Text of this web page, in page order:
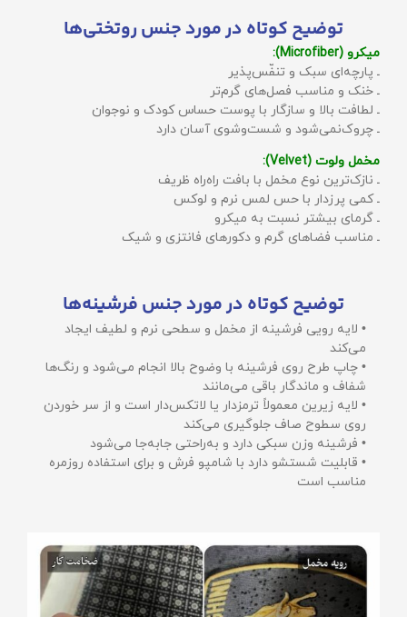
توضیح کوتاه در مورد جنس روتختی‌ها
میکرو (Microfiber):
ـ پارچه‌ای سبک و تنفّس‌پذیر
ـ خنک و مناسب فصل‌های گرم‌تر
ـ لطافت بالا و سازگار با پوست حساس کودک و نوجوان
ـ چروک‌نمی‌شود و شست‌وشوی آسان دارد
مخمل ولوت (Velvet):
ـ نازک‌ترین نوع مخمل با بافت راه‌راه ظریف
ـ کمی پرزدار با حس لمس نرم و لوکس
ـ گرمای بیشتر نسبت به میکرو
ـ مناسب فضاهای گرم و دکورهای فانتزی و شیک
توضیح کوتاه در مورد جنس فرشینه‌ها
• لایه رویی فرشینه از مخمل و سطحی نرم و لطیف ایجاد
می‌کند
• چاپ طرح روی فرشینه با وضوح بالا انجام می‌شود و رنگ‌ها
شفاف و ماندگار باقی می‌مانند
• لایه زیرین معمولاً ترمزدار یا لاتکس‌دار است و از سر خوردن
روی سطوح صاف جلوگیری می‌کند
• فرشینه وزن سبکی دارد و به‌راحتی جابه‌جا می‌شود
• قابلیت شستشو دارد با شامپو فرش و برای استفاده روزمره
مناسب است